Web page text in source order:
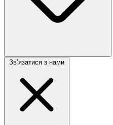
Звʼязатися з нами